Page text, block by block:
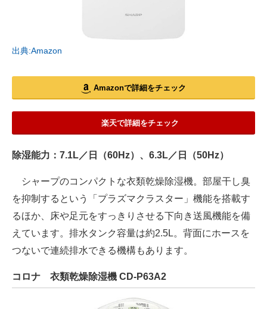
出典:Amazon
Amazonで詳細をチェック
楽天で詳細をチェック
除湿能力：7.1L／日（60Hz）、6.3L／日（50Hz）
シャープのコンパクトな衣類乾燥除湿機。部屋干し臭
を抑制するという「プラズマクラスター」機能を搭載す
るほか、床や足元をすっきりさせる下向き送風機能を備
えています。排水タンク容量は約2.5L。背面にホースを
つないで連続排水できる機構もあります。
コロナ 衣類乾燥除湿機 CD-P63A2